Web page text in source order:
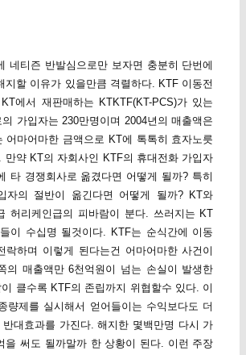
네티즌 반발심으로만 보자면 충분히 단번에
지할 이유가 있을만큼 격렬하다. KTF 이동전
에서 재판매하는 KTKTF(KT-PCS)가 있는
가입자는 230만명이며 2004년의 매출액은
어마어마한 금액으로 KT에 톡톡히 효자노릇
만약 KT의 자회사인 KTF의 휴대전화 가입자
타 경쟁회사로 옮겼다면 어떻게 될까? 특히
자의 절반이 옮긴다면 어떻게 될까? KT와
허리케인급의 피바람이 분다. 쓰러지는 KT
이 수십명 될것이다. KTF는 순식간에 이동
락하며 이렇게 된다는건 어마어마한 사건이
의 매출액만 6천억원이 넘는 손실이 발생한
클수록 KTF의 존립까지 위협할수 있다. 이
량제를 실시해서 얻어들이는 수익보다도 더
대효과를 가진다. 해지한 몇백만명 다시 가
을 써도 될까말까 한 상황이 된다. 이런 주장